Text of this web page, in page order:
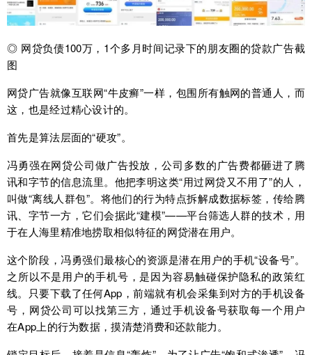
◎ 网贷负债100万，1个多月时间记录下的朋友圈的贷款广告截
图
网贷广告就像互联网“牛皮癣”一样，包围所有触网的普通人，而
这，也是经过精心设计的。
首先是算法层面的“硬攻”。
冯勇强在网贷公司做广告投放，公司多数的广告费都砸进了腾
讯和字节的信息流里。他把李明这类“用过网贷又不用了”的人，
叫做“离线人群包”。将他们的行为特点拆解成数据标签，传给腾
讯、字节一方，它们会据此“建模”——平台筛选人群的技术，用
于在人海里精准地捞取相似特征的网贷潜在用户。
这个阶段，冯勇强们最核心的资源是潜在用户的手机“设备号”。
之所以不是用户的手机号，是因为容易触碰保护隐私的政策红
线。只要下载了任何App，前端就有机会采集到对方的手机设备
号，网贷公司可以找第三方，通过手机设备号获取每一个用户
在App上的行为数据，摸清楚消费和还款能力。